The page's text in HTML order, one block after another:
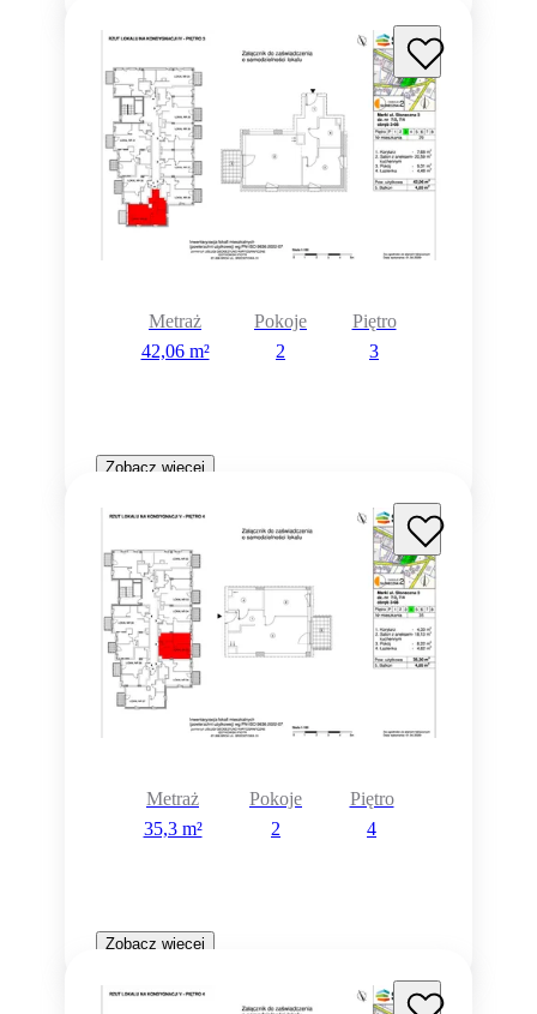
Metraż
42,06 m²
Pokoje
2
Piętro
3
Zobacz więcej
Metraż
35,3 m²
Pokoje
2
Piętro
4
Zobacz więcej